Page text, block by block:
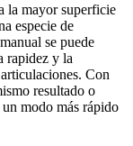
la mayor superficie
especie de
se puede
rapidez y la
Con
resultado o
modo más rápido